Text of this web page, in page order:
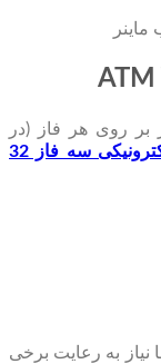
با حداکثر مصرف 30 آمپر بر روی هر فاز (در
ارت الکترونیکی سه فاز 32
نیاز به رعایت برخی